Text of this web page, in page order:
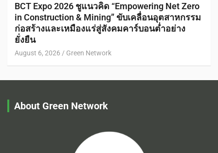
BCT Expo 2026 ชูแนวคิด “Empowering Net Zero
in Construction & Mining” ขับเคลื่อนอุตสาหกรรม
ก่อสร้างและเหมืองแร่สู่สังคมคาร์บอนต่ำอย่าง
ยั่งยืน
August 6, 2026 Green Network
About Green Network